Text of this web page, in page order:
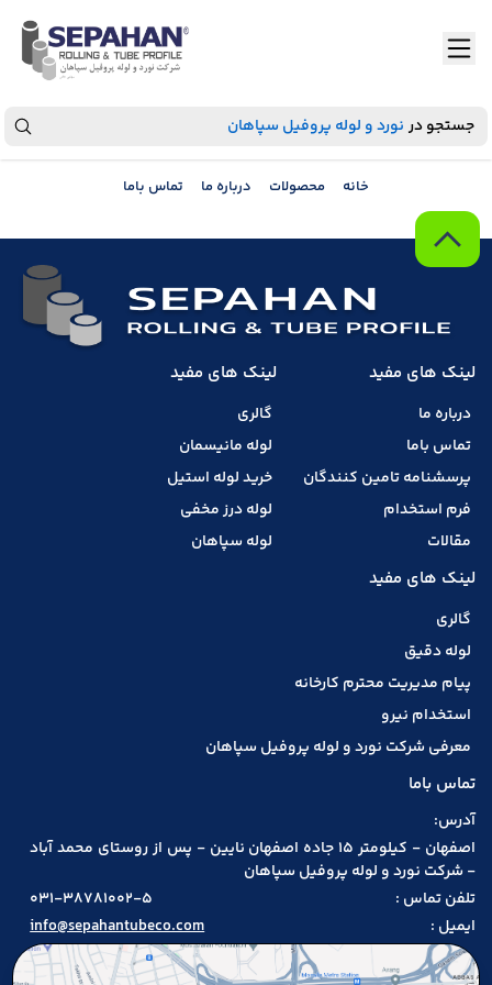
جستجو در نورد و لوله پروفیل سپاهان
خانه محصولات درباره ما تماس باما
لینک های مفید
درباره ما
تماس باما
پرسشنامه تامین کنندگان
فرم استخدام
مقالات
لینک های مفید
گالری
لوله مانیسمان
خرید لوله استیل
لوله درز مخفی
لوله سپاهان
لینک های مفید
گالری
لوله دقیق
پیام مدیریت محترم کارخانه
استخدام نیرو
معرفی شرکت نورد و لوله پروفیل سپاهان
تماس باما
آدرس:
اصفهان - کیلومتر 15 جاده اصفهان نایین - پس از روستای محمد آباد
- شرکت نورد و لوله پروفیل سپاهان
تلفن تماس :
031-38781002-5
ایمیل :
info@sepahantubeco.com